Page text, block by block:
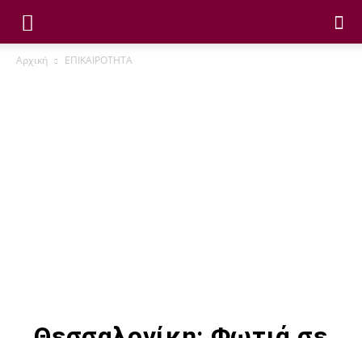
Αρχική ΕΠΙΚΑΙΡΟΤΗΤΑ